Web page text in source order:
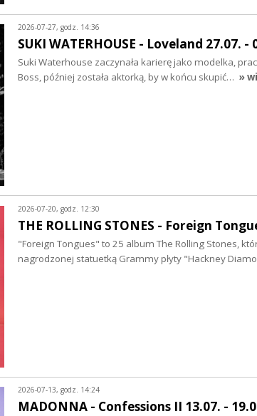
2026-07-27, godz. 14:36
SUKI WATERHOUSE - Loveland 27.07. -
Suki Waterhouse zaczynała karierę jako modelka,
Boss, później została aktorką, by w końcu skupić… »
2026-07-20, godz. 12:30
THE ROLLING STONES - Foreign
"Foreign Tongues" to 25 album The Rolling Stones,
nagrodzonej statuetką Grammy płyty "Hackney
2026-07-13, godz. 14:24
MADONNA - Confessions II 13.07. -